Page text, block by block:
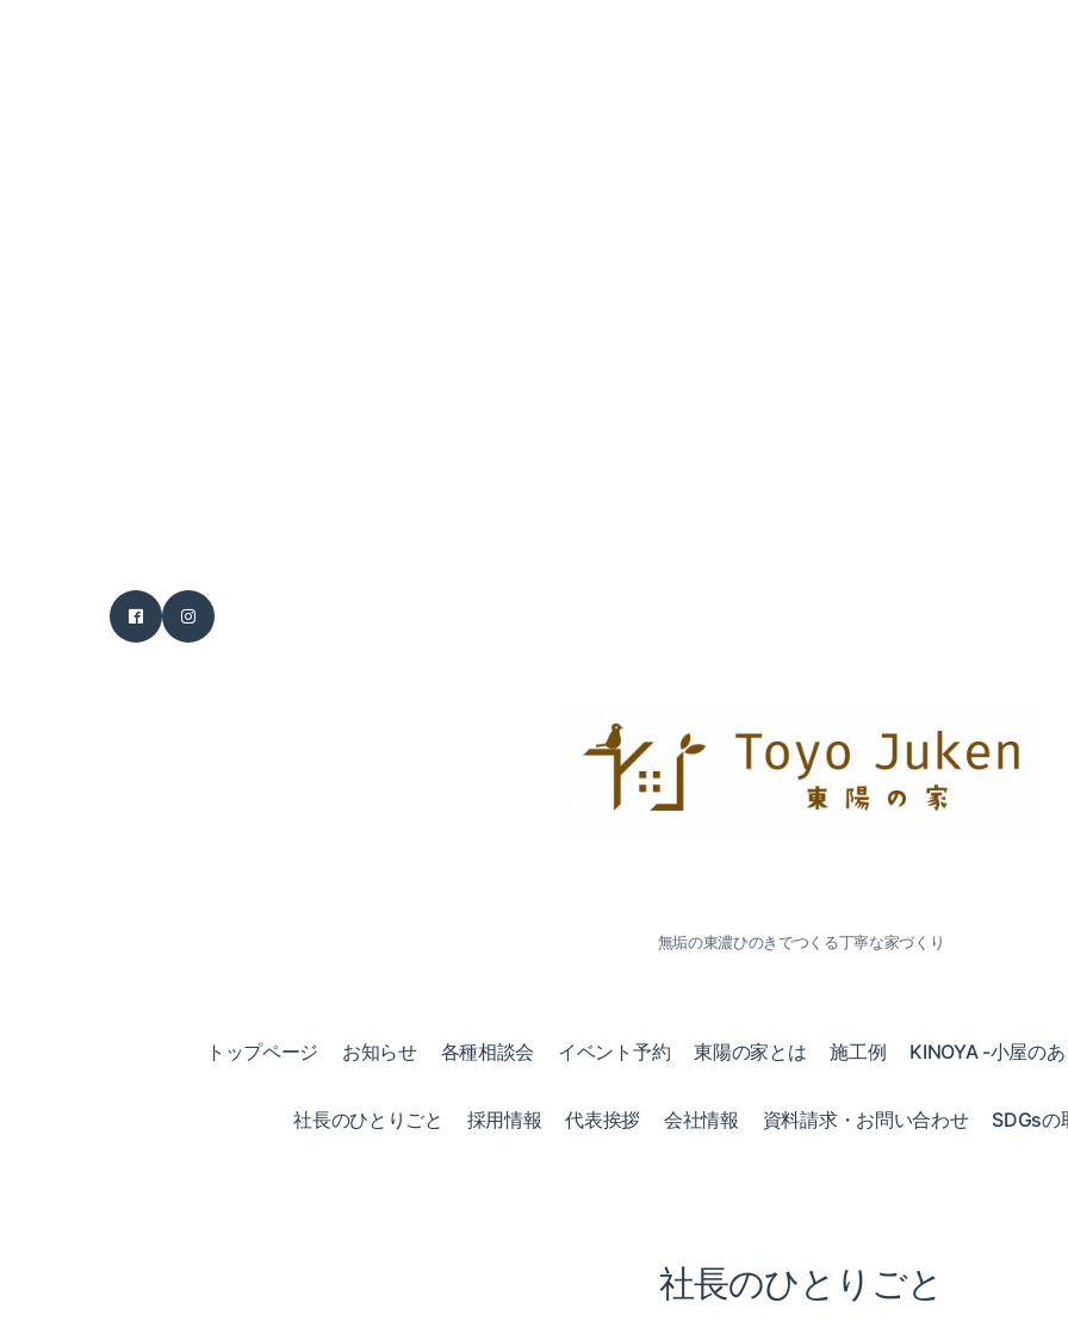
無垢の東濃ひのきでつくる丁寧な家づくり
トップページ お知らせ 各種相談会 イベント予約 東陽の家とは 施工例 KINOYA -小屋の
社長のひとりごと 採用情報 代表挨拶 会社情報 資料請求・お問い合わせ SDGsの
社長のひとりごと